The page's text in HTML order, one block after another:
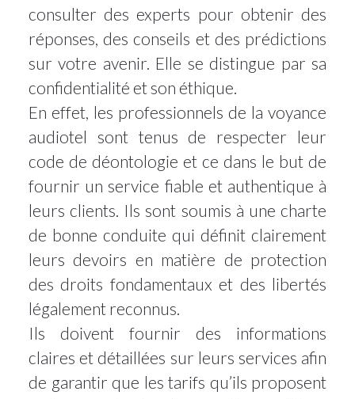
consulter des experts pour obtenir des
réponses, des conseils et des prédictions
sur votre avenir. Elle se distingue par sa
confidentialité et son éthique.
En effet, les professionnels de la voyance
audiotel sont tenus de respecter leur
code de déontologie et ce dans le but de
fournir un service fiable et authentique à
leurs clients. Ils sont soumis à une charte
de bonne conduite qui définit clairement
leurs devoirs en matière de protection
des droits fondamentaux et des libertés
légalement reconnus.
Ils doivent fournir des informations
claires et détaillées sur leurs services afin
de garantir que les tarifs qu’ils proposent